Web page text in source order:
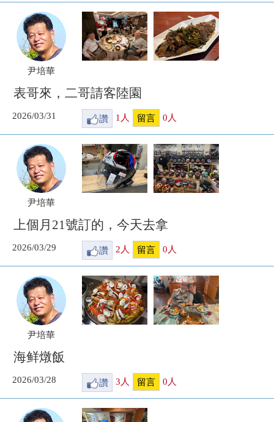
尹培華
表哥來，二哥請客陸園
2026/03/31 讚 1 人 留言 0 人
尹培華
上個月21號訂的，今天去拿
2026/03/29 讚 2 人 留言 0 人
尹培華
海鲜燉飯
2026/03/28 讚 3 人 留言 0 人